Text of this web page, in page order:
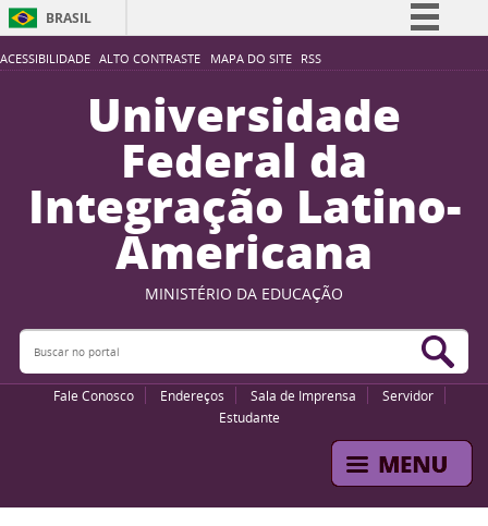
ACESSIBILIDADE ALTO CONTRASTE MAPA DO SITE RSS
BRASIL
Simplifique!
Participe
Acesso à informação
Legislação
Canais
Universidade
Federal da
Integração Latino-
Americana
MINISTÉRIO DA EDUCAÇÃO
Buscar no portal
Fale Conosco Endereços Sala de Imprensa
Servidor
Estudante